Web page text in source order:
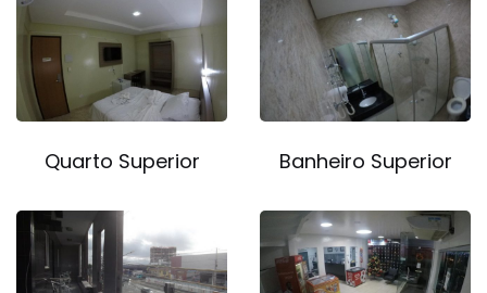
Quarto Superior Banheiro Superior